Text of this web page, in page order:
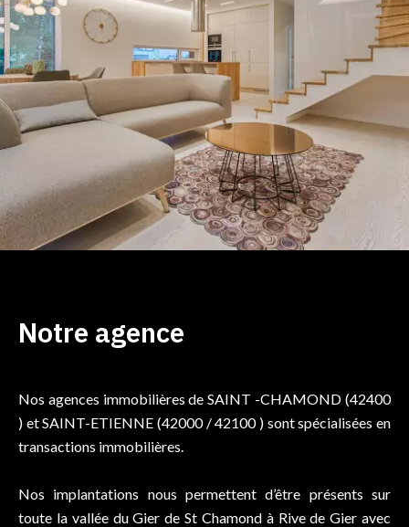
Notre agence
Nos agences immobilières de SAINT -CHAMOND (42400
) et SAINT-ETIENNE (42000 / 42100 ) sont spécialisées en
transactions immobilières.
Nos implantations nous permettent d’être présents sur
toute la vallée du Gier de St Chamond à Rive de Gier avec